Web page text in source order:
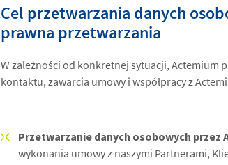
Cel przetwarzania danych
prawna przetwarzania
W zależności od konkretnej sytuacji, Actemium
kontaktu, zawarcia umowy i współpracy z
Przetwarzanie danych osobowych
wykonania umowy z naszymi Partnerami,